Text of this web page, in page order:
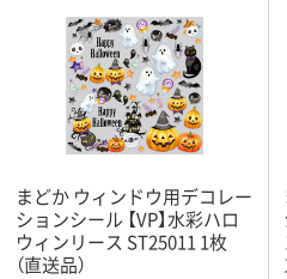
まどか ウィンドウ用デコレー
ションシール 【VP】水彩ハロ
ウィンリース ST25011 1枚
（直送品）